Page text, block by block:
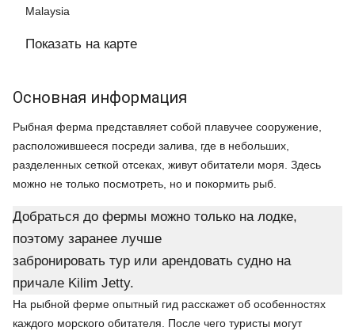
Malaysia
Показать на карте
Основная информация
Рыбная ферма представляет собой плавучее сооружение,
расположившееся посреди залива, где в небольших,
разделенных сеткой отсеках, живут обитатели моря. Здесь
можно не только посмотреть, но и покормить рыб.
Добраться до фермы можно только на лодке,
поэтому заранее лучше
забронировать тур или арендовать судно на
причале Kilim Jetty.
На рыбной ферме опытный гид расскажет об особенностях
каждого морского обитателя. После чего туристы могут